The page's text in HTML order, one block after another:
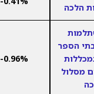
הלכה
הספר
מסלול
-0.96%